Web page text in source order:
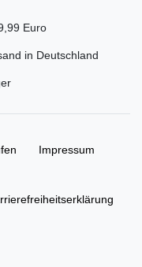
Euro
in Deutschland
Impressum